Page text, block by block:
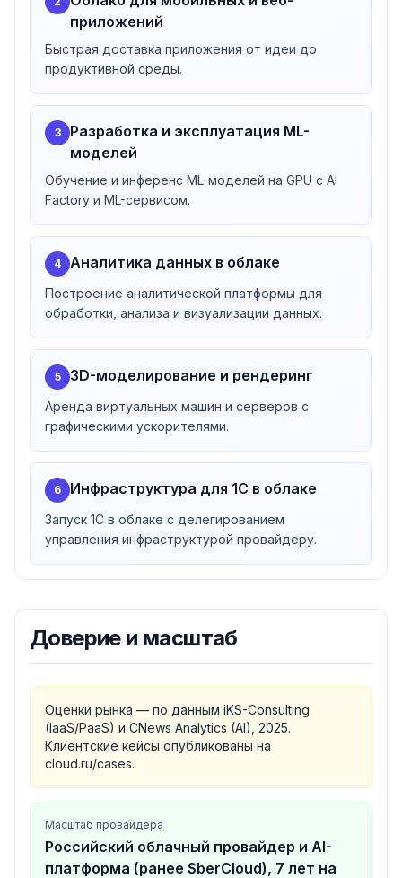
ПДн, ГИС, КИИ и финопераций
ML-сервис с Infiniband
Terraform, бесплатные лимиты Free Tier
Ритейл и e-commerce— кейсы METRO, Магнит, Hoff
приложений
Быстрая доставка приложения от идеи до
продуктивной среды.
3
Разработка и эксплуатация ML-
моделей
Обучение и инференс ML-моделей на GPU с AI
Factory и ML-сервисом.
4 Аналитика данных в облаке
Построение аналитической платформы для
обработки, анализа и визуализации данных.
5 3D-моделирование и рендеринг
Аренда виртуальных машин и серверов с
графическими ускорителями.
6 Инфраструктура для 1С в облаке
Запуск 1С в облаке с делегированием
управления инфраструктурой провайдеру.
Доверие и масштаб
Оценки рынка — по данным iKS-Consulting
(IaaS/PaaS) и CNews Analytics (AI), 2025.
Клиентские кейсы опубликованы на
cloud.ru/cases.
Масштаб провайдера
Российский облачный провайдер и AI-
платформа (ранее SberCloud), 7 лет на